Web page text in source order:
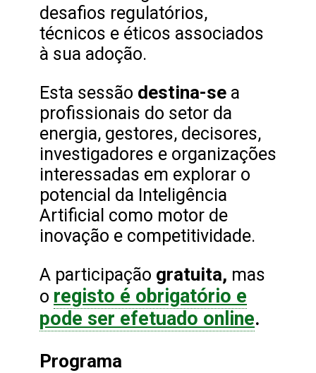
desafios regulatórios,
técnicos e éticos associados
à sua adoção.
Esta sessão destina-se a
profissionais do setor da
energia, gestores, decisores,
investigadores e organizações
interessadas em explorar o
potencial da Inteligência
Artificial como motor de
inovação e competitividade.
A participação gratuita, mas
o registo é obrigatório e
pode ser efetuado online.
Programa